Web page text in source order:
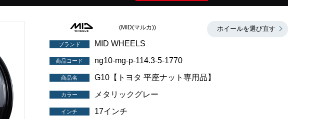
ホイールを選び直す
(MID(マルカ))
ブランド MID WHEELS
商品コード ng10-mg-p-114.3-5-1770
商品名 G10【トヨタ 平座ナット専用品】
カラー メタリックグレー
インチ 17インチ